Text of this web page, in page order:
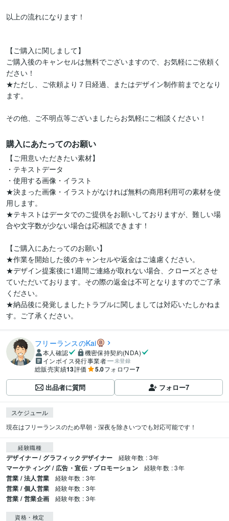
以上の流れになります！
【ご購入に関しまして】
ご購入後のキャンセルは無料でございますので、お気軽にご依頼く
ださい！
★ただし、ご依頼より７日経過、またはデザイン制作前までとなり
ます。
その他、ご不明点等ございましたらお気軽にご相談ください！
購入にあたってのお願い
【ご用意いただきたい素材】
・テキストデータ
・使用する画像・イラスト
★決まった画像・イラストがなければ無料の商用利用可の素材を使
用します。
★テキストはデータでのご提供をお願いしておりますが、難しい場
合や文字数が少ない場合は応相談できます！
【ご購入にあたってのお願い】
★作業を開始した後のキャンセルや返金はご遠慮ください。
★デザイン提案後に1週間ご連絡が取れない場合、クローズとさせ
ていただいております。その際の返金は不可となりますのでご了承
ください。
★納品後に発覚しましたトラブルに関しましては対応いたしかねま
す。ご了承ください。
フリーランスのKai
本人確認
機密保持契約(NDA)
インボイス発行事業者
未登録
総販売実績13評価 5.0フォロワー7
出品者に質問 フォロー7
スケジュール
現在はフリーランスのため早朝・深夜を除きいつでも対応可能です！
経験職種
デザイナー / グラフィックデザイナー 経験年数 : 3年
マーケティング / 広告・宣伝・プロモーション 経験年数 : 3年
営業 / 法人営業 経験年数 : 3年
営業 / 個人営業 経験年数 : 3年
営業 / 営業企画 経験年数 : 3年
資格・検定